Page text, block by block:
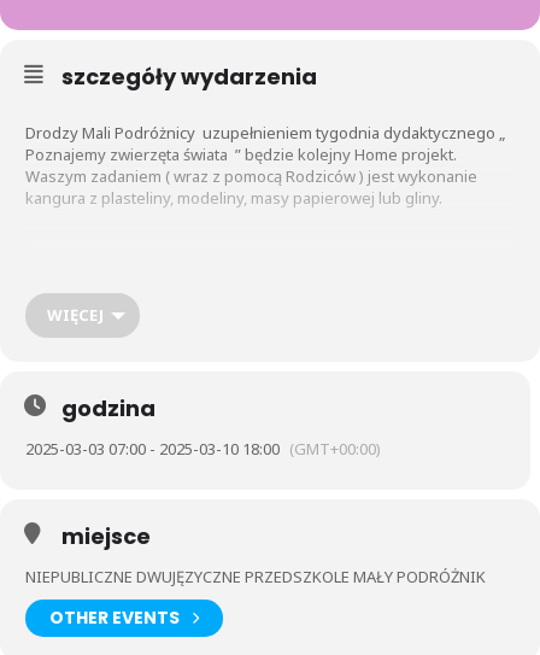
szczegóły wydarzenia
Drodzy Mali Podróżnicy uzupełnieniem tygodnia dydaktycznego „
Poznajemy zwierzęta świata ” będzie kolejny Home projekt.
Waszym zadaniem ( wraz z pomocą Rodziców ) jest wykonanie
kangura z plasteliny, modeliny, masy papierowej lub gliny.
wszystkie dzieła były podpisane. Wszyscy twórcy Kangurów
zostaną nagrodzeni miłą tematyczną niespodzianką.
WIĘCEJ
godzina
2025-03-03 07:00 - 2025-03-10 18:00 (GMT+00:00)
miejsce
NIEPUBLICZNE DWUJĘZYCZNE PRZEDSZKOLE MAŁY PODRÓŻNIK
OTHER EVENTS